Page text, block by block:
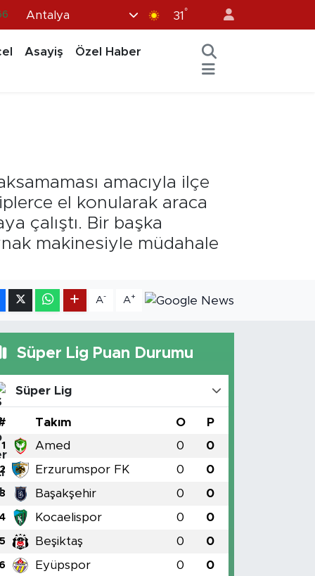
Antalya 31 °
Asayiş
Özel Haber
amacıyla ilçe
el konularak araca
çalıştı. Bir başka
makinesiyle müdahale
A- A+
Süper Lig Puan Durumu
Süper Lig
Takım O P
1 Amed 0 0
2 Erzurumspor FK 0 0
3 Başakşehir 0 0
Kocaelispor 0 0
5 Beşiktaş 0 0
6 Eyüpspor 0 0